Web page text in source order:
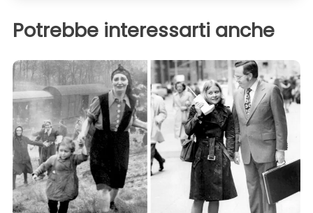
Potrebbe interessarti anche